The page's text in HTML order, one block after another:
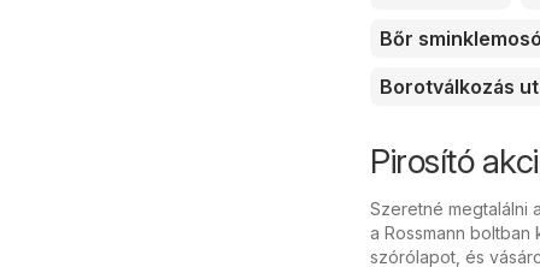
Bőr sminklemosó
Borotválkozás
Pirosító
Szeretné megtalálni
a Rossmann
szórólapot, és